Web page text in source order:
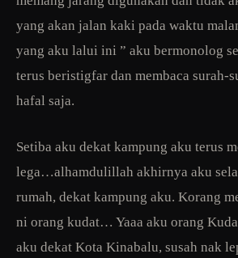
yang akan jalan kaki pada waktu
yang aku lalui ini ” aku bermonolog
terus beristigfar dan membaca surah-
hafal saja.
Setiba aku dekat kampung aku terus
lega…alhamdulillah akhirnya aku
rumah, dekat kampung aku. Korang
ni orang kudat… Yaaa aku orang
aku dekat Kota Kinabalu, susah nak